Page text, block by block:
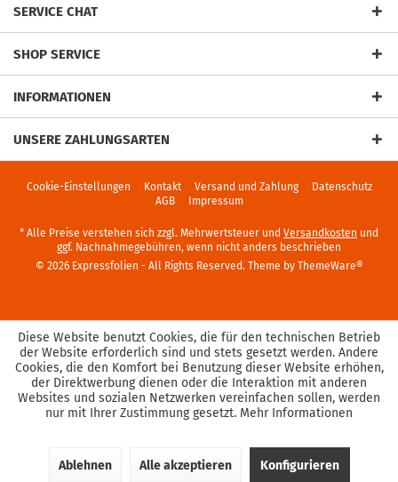
SERVICE CHAT
SHOP SERVICE
INFORMATIONEN
UNSERE ZAHLUNGSARTEN
Cookie-Einstellungen Kontakt Versand und Zahlung
Datenschutz
AGB
Impressum
* Alle Preise verstehen sich zzgl. Mehrwertsteuer und Versandkosten und
ggf. Nachnahmegebühren, wenn nicht anders beschrieben
© 2026 Expressfolien - All Rights Reserved. Theme by ThemeWare®
Diese Website benutzt Cookies, die für den technischen Betrieb
der Website erforderlich sind und stets gesetzt werden. Andere
Cookies, die den Komfort bei Benutzung dieser Website erhöhen,
der Direktwerbung dienen oder die Interaktion mit anderen
Websites und sozialen Netzwerken vereinfachen sollen, werden
nur mit Ihrer Zustimmung gesetzt. Mehr Informationen
Ablehnen Alle akzeptieren Konfigurieren